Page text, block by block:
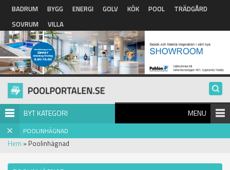
Hoppa till huvudinnehåll
BADRUM BYGG ENERGI GOLV KÖK POOL
TRÄDGÅRD
SOVRUM
VILLA
BYT KATEGORI MENU
POOLINHÄGNAD
Hem » Poolinhägnad